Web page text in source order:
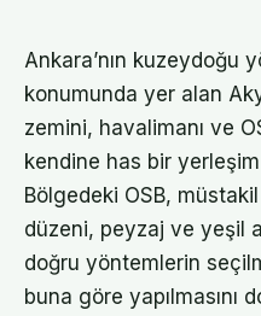
Ankara’nın kuzeydoğu
konumunda yer alan
zemini, havalimanı ve
kendine has bir yerleşim
Bölgedeki OSB,
düzeni, peyzaj ve yeşil
doğru yöntemlerin
buna göre yapılmasını